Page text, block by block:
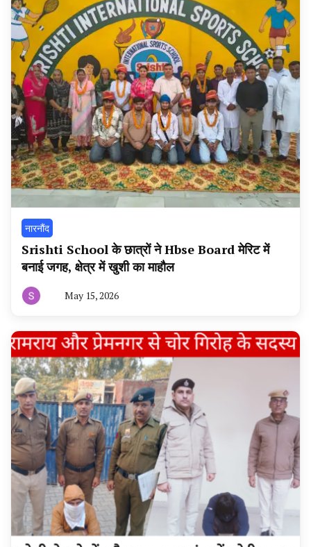
नारनौंद
Srishti School के छात्रों ने Hbse Board मेरिट में
बनाई जगह, क्षेत्र में खुशी का माहौल
टूडे
May 15, 2026